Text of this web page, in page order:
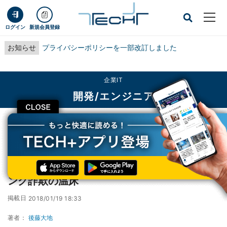
ログイン 新規会員登録
お知らせ プライバシーポリシーを一部改訂しました
CLOSE
企業IT
開発/エンジニア
TECH+ 企業IT
開発/エンジニア
ブラジル政府のサイト、依然としてフィッシング詐欺の温床
ブラジル政府のサイト、依然としてフィッシ
ング詐欺の温床
掲載日 2018/01/19 18:33
著者： 後藤大地